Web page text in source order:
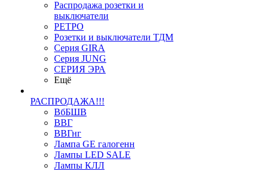
Распродажа розетки и
выключатели
РЕТРО
Розетки и выключатели ТДМ
Серия GIRA
Серия JUNG
СЕРИЯ ЭРА
Ещё
РАСПРОДАЖА!!!
ВбБШВ
ВВГ
ВВГнг
Лампа GE галогенн
Лампы LED SALE
Лампы КЛЛ